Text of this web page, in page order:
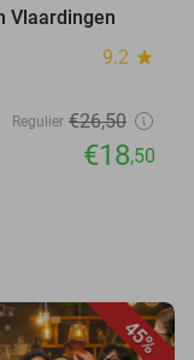
Vlaardingen
9.2 star
Regulier €26,50
€18,50
45%